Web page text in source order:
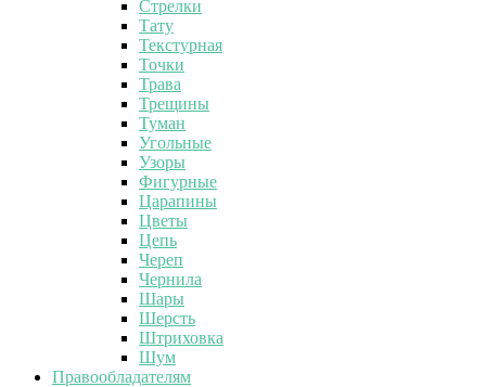
Стрелки
Тату
Текстурная
Точки
Трава
Трещины
Туман
Угольные
Узоры
Фигурные
Царапины
Цветы
Цепь
Череп
Чернила
Шары
Шерсть
Штриховка
Шум
Правообладателям